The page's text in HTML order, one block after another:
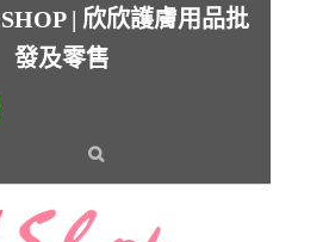
| 欣欣護膚用品批
發及零售